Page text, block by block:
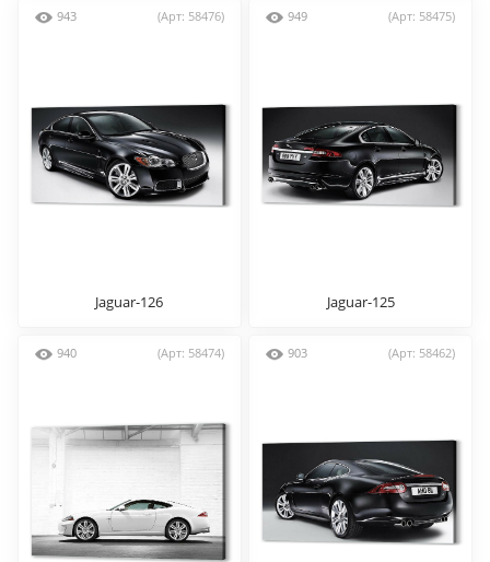
943 (Арт: 58476)
Jaguar-126
949 (Арт: 58475)
Jaguar-125
940 (Арт: 58474) 903 (Арт: 58462)